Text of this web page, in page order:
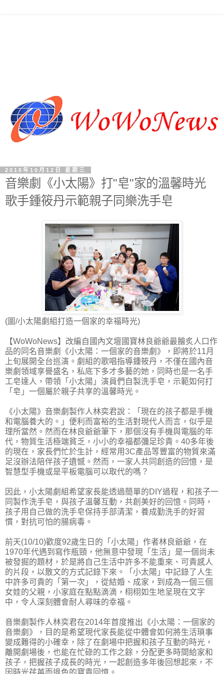
2016年10月12日 星期三
音樂劇《小太陽》打"皂"家的溫馨時光
歌手鍾筱丹示範親子同樂洗手皂
(圖/小太陽劇組打造一個家的幸福時光)
【WoWoNews】改編自國內文壇國寶林良爺爺最膾炙人口作
品的同名音樂劇《小太陽：一個家的音樂劇》，即將於11月
上旬展開全台巡演。劇組的歌唱指導鍾筱丹，不僅在國內音
樂劇領域享譽盛名，私底下多才多藝的她，同時也是一名手
工皂達人，帶領「小太陽」演員們自製洗手皂，示範如何打
「皂」一個屬於親子共享的溫馨時光。
《小太陽》音樂劇製作人林奕君說：「現在的孩子都是手機
和電腦養大的。」便利而富裕的生活對現代人而言，似乎是
理所當然。然而在林良爺爺筆下，那個沒有手機與電腦的年
代，物質生活極端貧乏，小小的幸福都彌足珍貴。40多年後
的現在，家長們忙於生計，經常用3C產品等豐富的物質來滿
足沒辦法陪伴孩子遺憾。然而，一家人共同創造的回憶，是
智慧型手機或是平板電腦可以取代的嗎？
因此，小太陽劇組希望家長能透過簡單的DIY過程，和孩子一
同製作洗手皂，與孩子溫馨互動，共創美好的回憶。同時，
孩子用自己做的洗手皂保持手部清潔，養成勤洗手的好習
慣，對抗可怕的腸病毒。
前天(10/10)歡度92歲生日的「小太陽」作者林良爺爺，在
1970年代遇到寫作瓶頸，他無意中發現「生活」是一個尚未
被發掘的題材，於是將自己生活中許多不能重來、可貴感人
的片段，以散文的方式記錄下來。「小太陽」中記錄了人生
中許多可貴的「第一次」，從結婚、成家，到成為一個三個
女娃的父親，小家庭在點點滴滴，栩栩如生地呈現在文字
中，令人深刻體會耐人尋味的幸福。
音樂劇製作人林奕君在2014年首度推出《小太陽：一個家的
音樂劇》，目的是希望現代家長能從中體會如何將生活瑣事
變成難得的小確幸，除了在劇場中把握和孩子互動的時光，
離開劇場後，也能在忙碌的工作之餘，分配更多時間給家和
孩子，把握孩子成長的時光，一起創造多年後回想起來，不
因時光荏苒而退色的寶貴回憶。